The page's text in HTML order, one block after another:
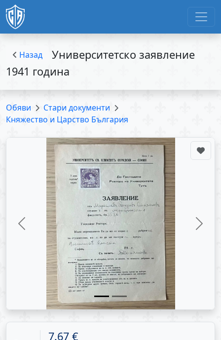
Назад
Университетско заявление
1941 година
Обяви
Стари документи
Княжество и Царство България
Previous Next
7.67 €